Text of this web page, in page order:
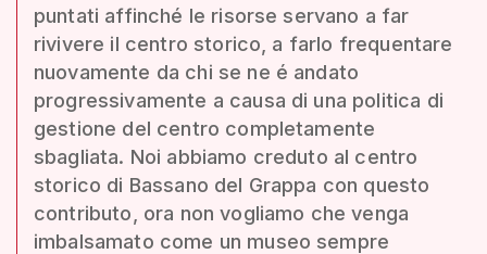
puntati affinché le risorse servano a far
rivivere il centro storico, a farlo frequentare
nuovamente da chi se ne é andato
progressivamente a causa di una politica di
gestione del centro completamente
sbagliata. Noi abbiamo creduto al centro
storico di Bassano del Grappa con questo
contributo, ora non vogliamo che venga
imbalsamato come un museo sempre